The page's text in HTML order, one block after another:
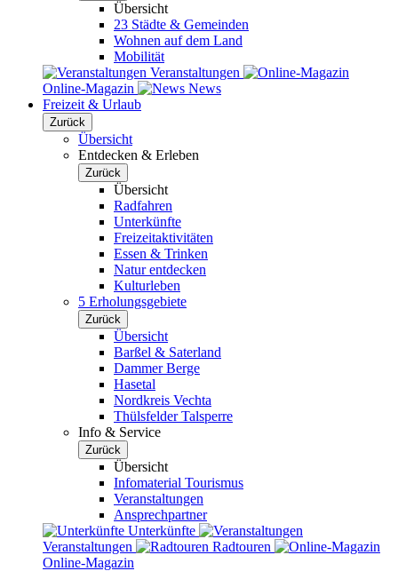
Übersicht
23 Städte & Gemeinden
Wohnen auf dem Land
Mobilität
Veranstaltungen
Online-Magazin
News
Freizeit & Urlaub
Zurück
Übersicht
Entdecken & Erleben
Zurück
Übersicht
Radfahren
Unterkünfte
Freizeitaktivitäten
Essen & Trinken
Natur entdecken
Kulturleben
5 Erholungsgebiete
Zurück
Übersicht
Barßel & Saterland
Dammer Berge
Hasetal
Nordkreis Vechta
Thülsfelder Talsperre
Info & Service
Zurück
Übersicht
Infomaterial Tourismus
Veranstaltungen
Ansprechpartner
Unterkünfte
Veranstaltungen
Radtouren
Online-Magazin